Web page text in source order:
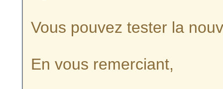
Vous pouvez tester la
En vous remerciant,